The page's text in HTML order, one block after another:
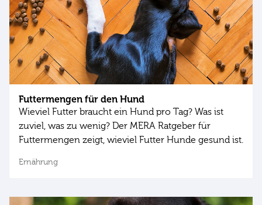
Futtermengen für den Hund
Wieviel Futter braucht ein Hund pro Tag? Was ist
zuviel, was zu wenig? Der MERA Ratgeber für
Futtermengen zeigt, wieviel Futter Hunde gesund ist.
Ernährung